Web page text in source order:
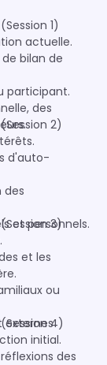
1)
actuelle.
bilan de
participant.
des
2)
d'auto-
des
et personnels.
3)
et les
ou
externes4)
initial.
des